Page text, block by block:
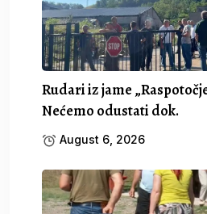
Rudari iz jame
Nećemo odustati dok.
August 6, 2026